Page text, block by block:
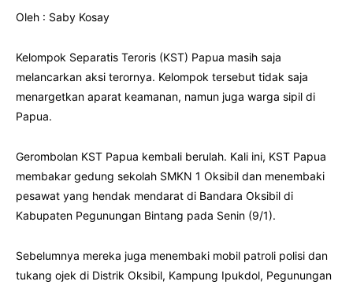
Oleh : Saby Kosay
Kelompok Separatis Teroris (KST) Papua masih saja
melancarkan aksi terornya. Kelompok tersebut tidak saja
menargetkan aparat keamanan, namun juga warga sipil di
Papua.
Gerombolan KST Papua kembali berulah. Kali ini, KST Papua
membakar gedung sekolah SMKN 1 Oksibil dan menembaki
pesawat yang hendak mendarat di Bandara Oksibil di
Kabupaten Pegunungan Bintang pada Senin (9/1).
Sebelumnya mereka juga menembaki mobil patroli polisi dan
tukang ojek di Distrik Oksibil, Kampung Ipukdol, Pegunungan